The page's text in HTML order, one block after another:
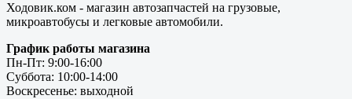
Ходовик.ком - магазин автозапчастей на грузовые,
микроавтобусы и легковые автомобили.
График работы магазина
Пн-Пт: 9:00-16:00
Суббота: 10:00-14:00
Воскресенье: выходной